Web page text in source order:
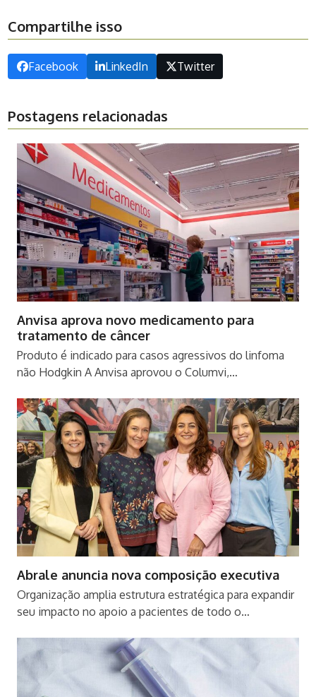
Compartilhe isso
Facebook LinkedIn Twitter
Postagens relacionadas
Anvisa aprova novo medicamento para
tratamento de câncer
Produto é indicado para casos agressivos do linfoma
não Hodgkin A Anvisa aprovou o Columvi,…
Abrale anuncia nova composição executiva
Organização amplia estrutura estratégica para expandir
seu impacto no apoio a pacientes de todo o…